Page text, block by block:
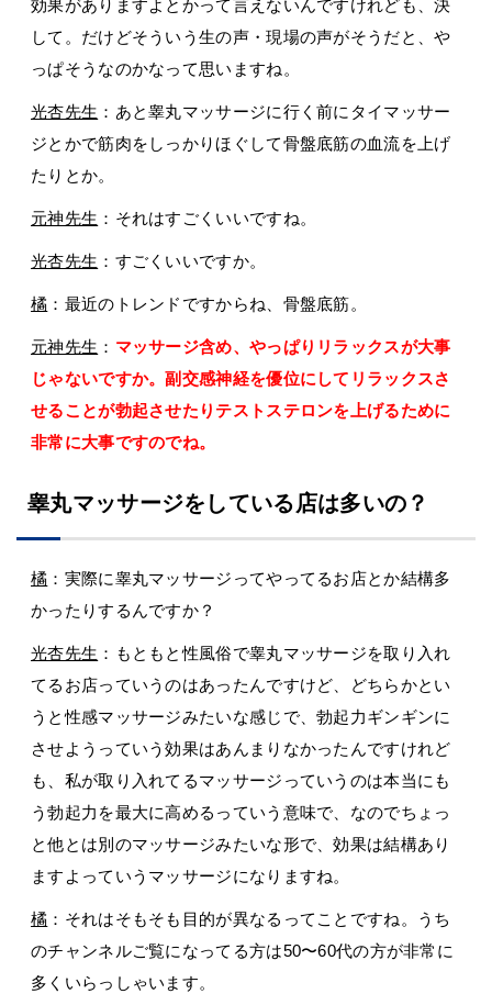
効果がありますよとかって言えないんですけれども、決
して。だけどそういう生の声・現場の声がそうだと、や
っぱそうなのかなって思いますね。
光杏先生 ：あと睾丸マッサージに行く前にタイマッサー
ジとかで筋肉をしっかりほぐして骨盤底筋の血流を上げ
たりとか。
元神先生 ：それはすごくいいですね。
光杏先生 ：すごくいいですか。
橘 ：最近のトレンドですからね、骨盤底筋。
元神先生 ： マッサージ含め、やっぱりリラックスが大事
じゃないですか。副交感神経を優位にしてリラックスさ
せることが勃起させたりテストステロンを上げるために
非常に大事ですのでね。
睾丸マッサージをしている店は多いの？
橘 ：実際に睾丸マッサージってやってるお店とか結構多
かったりするんですか？
光杏先生 ：もともと性風俗で睾丸マッサージを取り入れ
てるお店っていうのはあったんですけど、どちらかとい
うと性感マッサージみたいな感じで、勃起力ギンギンに
させようっていう効果はあんまりなかったんですけれど
も、私が取り入れてるマッサージっていうのは本当にも
う勃起力を最大に高めるっていう意味で、なのでちょっ
と他とは別のマッサージみたいな形で、効果は結構あり
ますよっていうマッサージになりますね。
橘 ：それはそもそも目的が異なるってことですね。うち
のチャンネルご覧になってる方は50〜60代の方が非常に
多くいらっしゃいます。